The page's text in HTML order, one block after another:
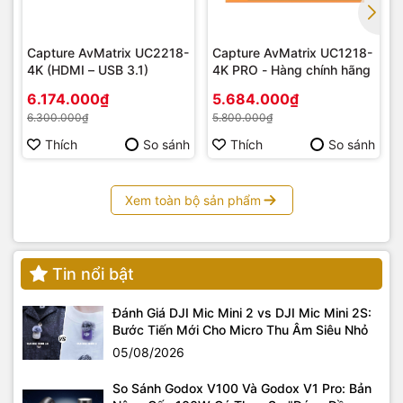
nhân, còn có rất nhiều ngăn phụ để chứa các phụ kiện khác.
Ngoài ra balo máy ảnh Eirmai SD02 còn có ngăn chuyên biệt
dành cho máy tính bảng hoặc laptop tối đa 14 inch.
Capture AvMatrix UC2218-
4K (HDMI – USB 3.1)
6.174.000₫
6.300.000₫
Thích So sánh
Capture AvMatrix UC1218-
4K PRO - Hàng chính hãng
5.684.000₫
5.800.000₫
Thích So sánh
Xem toàn bộ sản phẩm
Tin nổi bật
Đánh Giá DJI Mic Mini 2 vs DJI Mic Mini 2S:
Bước Tiến Mới Cho Micro Thu Âm Siêu Nhỏ
05/08/2026
So Sánh Godox V100 Và Godox V1 Pro: Bản